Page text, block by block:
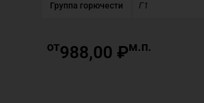
Группа горючести Г1
от988,00 ₽м.п.